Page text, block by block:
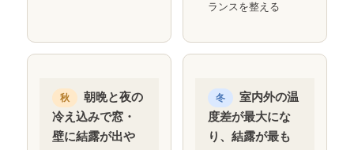
ランスを整える
秋
朝晩と夜の
冷え込みで窓・
壁に結露が出や
冬
室内外の温
度差が最大にな
り、結露が最も